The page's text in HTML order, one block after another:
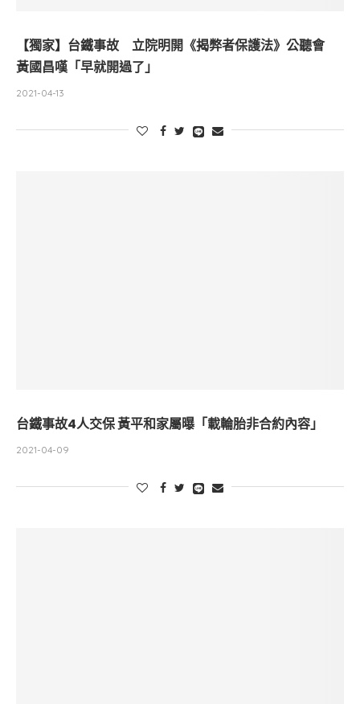
【獨家】台鐵事故 立院明開《揭弊者保護法》公聽會
黃國昌嘆「早就開過了」
2021-04-13
台鐵事故4人交保 黃平和家屬曝「載輪胎非合約內容」
2021-04-09